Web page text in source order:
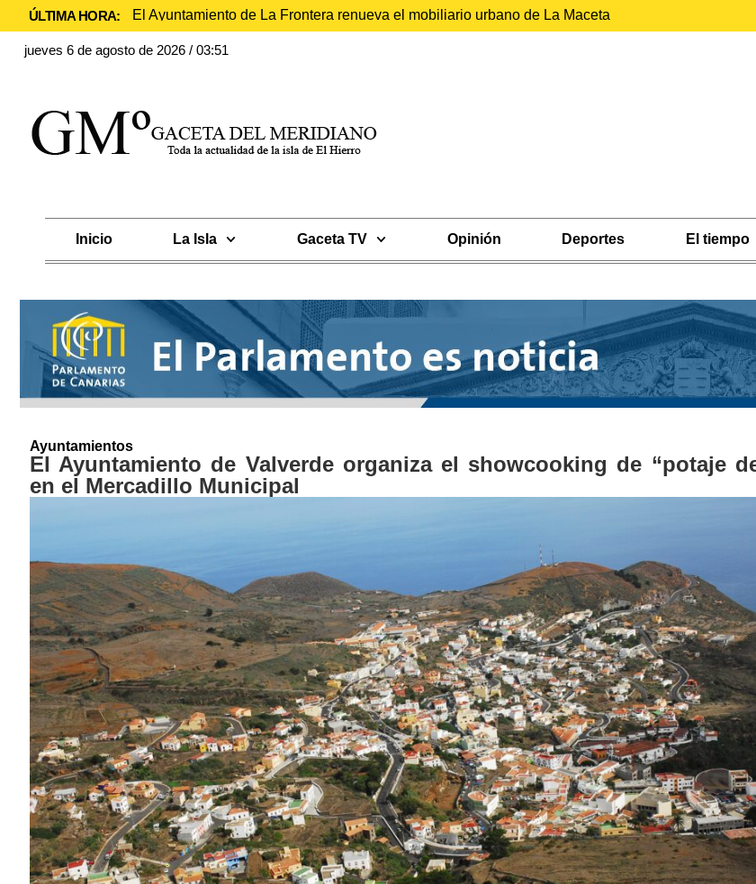
ÚLTIMA HORA: El Ayuntamiento de La Frontera renueva el mobiliario urbano de La Maceta
jueves 6 de agosto de 2026 / 03:51
Inicio La Isla Gaceta TV Opinión Deportes El tiempo
Ayuntamientos
El Ayuntamiento de Valverde organiza el showcooking de “potaje
en el Mercadillo Municipal